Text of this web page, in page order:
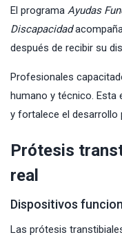
El programa Ayudas
Discapacidad
después de recibir su
Profesionales
humano y técnico. Esta
y fortalece el desarrollo
Prótesis
real
Dispositivos
Las prótesis